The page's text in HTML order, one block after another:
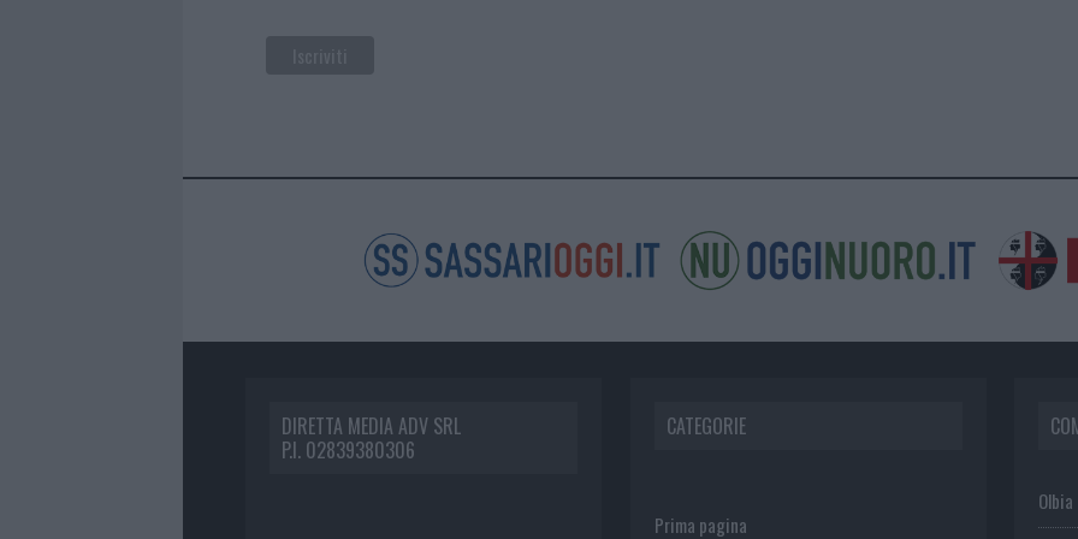
DIRETTA MEDIA ADV SRL
P.I. 02839380306
CATEGORIE
Prima pagina
Olbia